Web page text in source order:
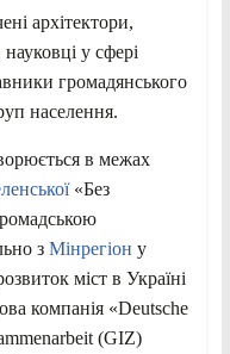
архітектори,
у сфері
громадянського
населення.
в межах
«Без
з Мінрегіон у
міст в Україні
компанія «Deutsche
(GIZ)